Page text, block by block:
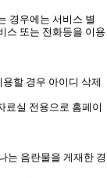
경우에는 서비스 별
스 또는 전화등을 이용
할 경우 아이디 삭제
료실 전용으로 홈페이
는 음란물을 게재한 경